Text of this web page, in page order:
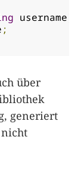
username
;
über
generiert